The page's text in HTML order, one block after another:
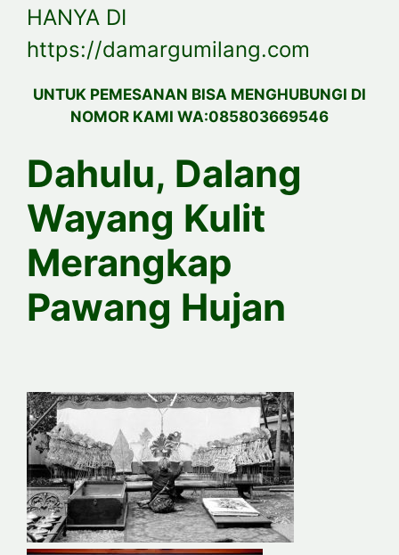
HANYA DI
https://damargumilang.com
UNTUK PEMESANAN BISA MENGHUBUNGI DI
NOMOR KAMI WA:085803669546
Dahulu, Dalang
Wayang Kulit
Merangkap
Pawang Hujan